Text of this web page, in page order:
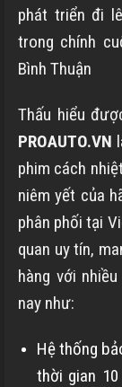
phát triển đi
trong chính
Bình Thuận
Thấu hiểu
PROAUTO.VN
phim cách
niêm yết của
phân phối tại
quan uy tín,
hàng với
nay như:
Hệ thống
thời gian